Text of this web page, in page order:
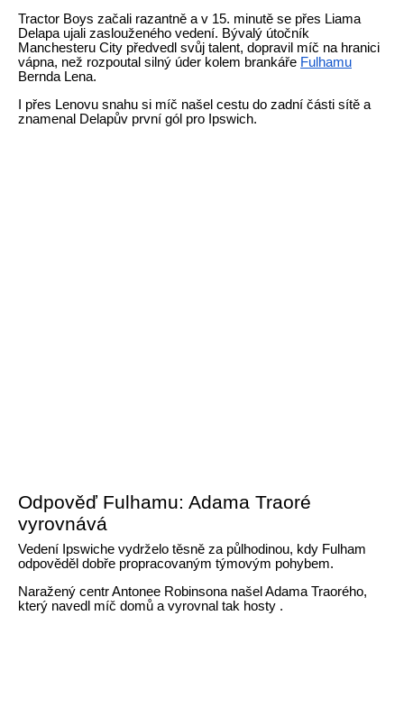
Tractor Boys začali razantně a v 15. minutě se přes Liama
Delapa ujali zaslouženého vedení. Bývalý útočník
Manchesteru City předvedl svůj talent, dopravil míč na hranici
vápna, než rozpoutal silný úder kolem brankáře Fulhamu
Bernda Lena.
I přes Lenovu snahu si míč našel cestu do zadní části sítě a
znamenal Delapův první gól pro Ipswich.
Odpověď Fulhamu: Adama Traoré
vyrovnává
Vedení Ipswiche vydrželo těsně za půlhodinou, kdy Fulham
odpověděl dobře propracovaným týmovým pohybem.
Naražený centr Antonee Robinsona našel Adama Traorého,
který navedl míč domů a vyrovnal tak hosty .